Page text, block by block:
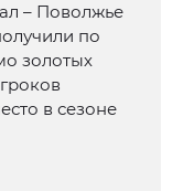
– Поволжье
по
золотых
в сезоне